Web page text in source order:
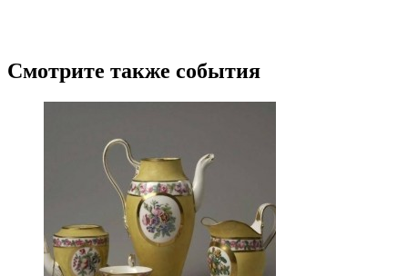
Смотрите также события